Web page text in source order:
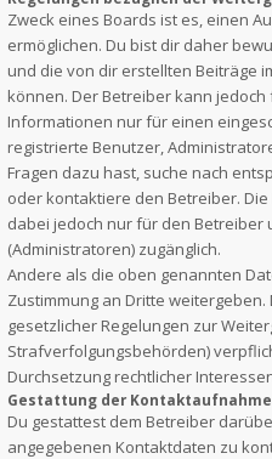
Zweck eines Boards ist es, einen
ermöglichen. Du bist dir daher
und die von dir erstellten Beiträge
können. Der Betreiber kann
Informationen nur für einen
registrierte Benutzer,
Fragen dazu hast, suche nach
oder kontaktiere den Betreiber.
dabei jedoch nur für den
(Administratoren) zugänglich.
Andere als die oben genannten
Zustimmung an Dritte
gesetzlicher Regelungen zur
Strafverfolgungsbehörden)
Durchsetzung rechtlicher
Gestattung der Kontaktaufnahme
Du gestattest dem Betreiber
angegebenen Kontaktdaten zu